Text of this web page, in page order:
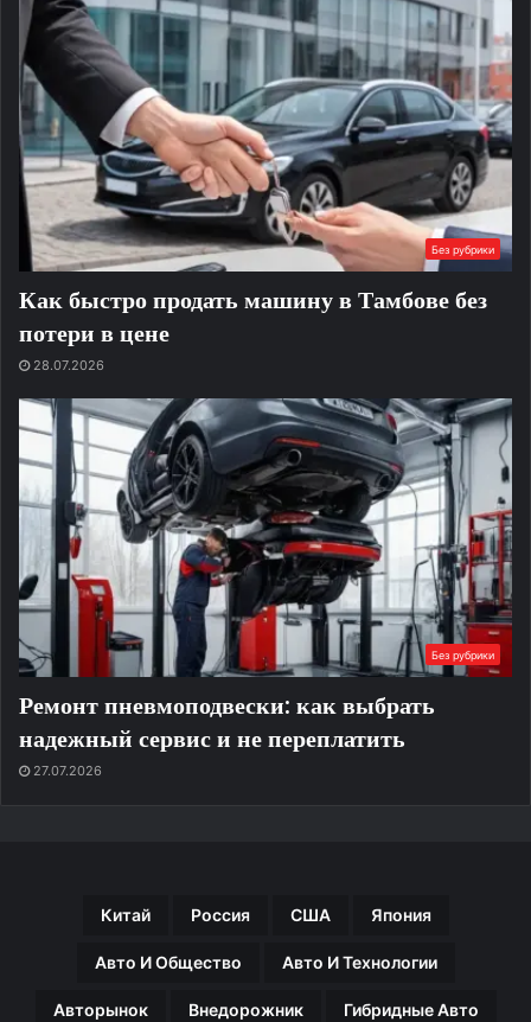
Без рубрики
Как быстро продать машину в Тамбове без
потери в цене
28.07.2026
Без рубрики
Ремонт пневмоподвески: как выбрать
надежный сервис и не переплатить
27.07.2026
Китай Россия США Япония
Авто И Общество Авто И Технологии
Авторынок Внедорожник Гибридные Авто